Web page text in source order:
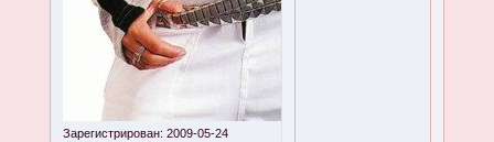
Зарегистрирован: 2009-05-24